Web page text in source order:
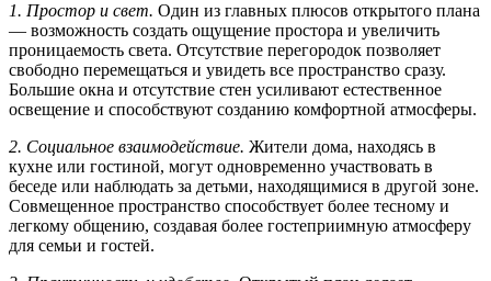
1. Простор и свет. Один из главных плюсов открытого плана
— возможность создать ощущение простора и увеличить
проницаемость света. Отсутствие перегородок позволяет
свободно перемещаться и увидеть все пространство сразу.
Большие окна и отсутствие стен усиливают естественное
освещение и способствуют созданию комфортной атмосферы.
2. Социальное взаимодействие. Жители дома, находясь в
кухне или гостиной, могут одновременно участвовать в
беседе или наблюдать за детьми, находящимися в другой зоне.
Совмещенное пространство способствует более тесному и
легкому общению, создавая более гостеприимную атмосферу
для семьи и гостей.